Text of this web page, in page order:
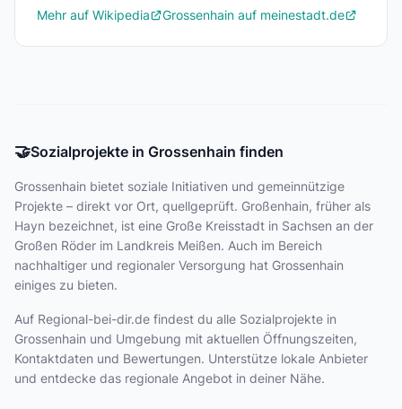
Mehr auf Wikipedia Grossenhain auf meinestadt.de
🤝Sozialprojekte in Grossenhain finden
Grossenhain bietet soziale Initiativen und gemeinnützige
Projekte – direkt vor Ort, quellgeprüft. Großenhain, früher als
Hayn bezeichnet, ist eine Große Kreisstadt in Sachsen an der
Großen Röder im Landkreis Meißen. Auch im Bereich
nachhaltiger und regionaler Versorgung hat Grossenhain
einiges zu bieten.
Auf Regional-bei-dir.de findest du alle Sozialprojekte in
Grossenhain und Umgebung mit aktuellen Öffnungszeiten,
Kontaktdaten und Bewertungen. Unterstütze lokale Anbieter
und entdecke das regionale Angebot in deiner Nähe.